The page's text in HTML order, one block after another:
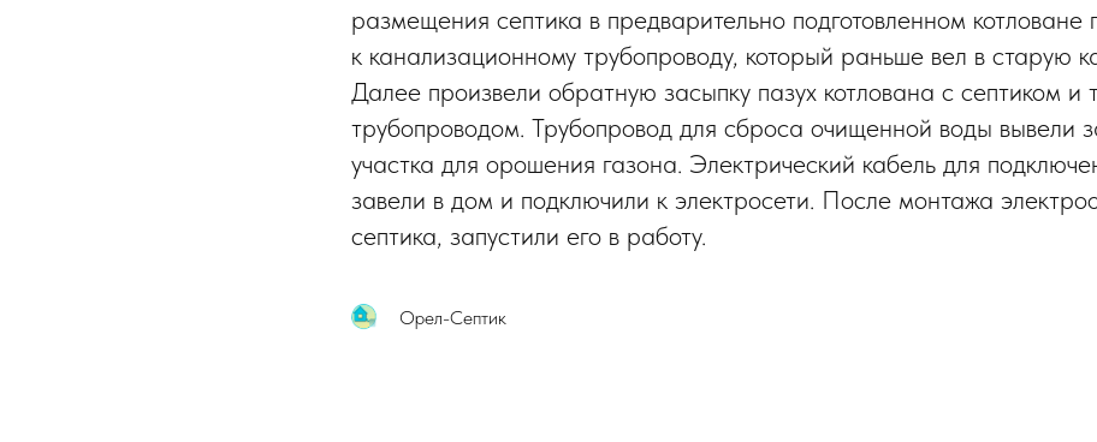
размещения септика в предварительно подготовленном котловане
к канализационному трубопроводу, который раньше вел в старую
Далее произвели обратную засыпку пазух котлована с септиком и
трубопроводом. Трубопровод для сброса очищенной воды вывели
участка для орошения газона. Электрический кабель для
завели в дом и подключили к электросети. После монтажа
септика, запустили его в работу.
Орел-Септик